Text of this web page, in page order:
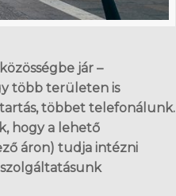
jár –
több területen is
többet telefonálunk.
hogy a lehető
áron) tudja intézni